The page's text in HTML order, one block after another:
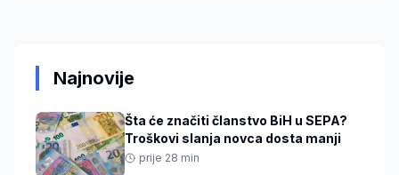
Najnovije
Šta će značiti članstvo BiH u SEPA?
Troškovi slanja novca dosta manji
prije 28 min